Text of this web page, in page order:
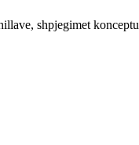
shpjegimet